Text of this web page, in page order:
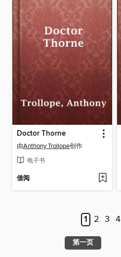
Doctor Thorne
由Anthony Trollope创作
电子书
借阅
1 2 3 4
第一页